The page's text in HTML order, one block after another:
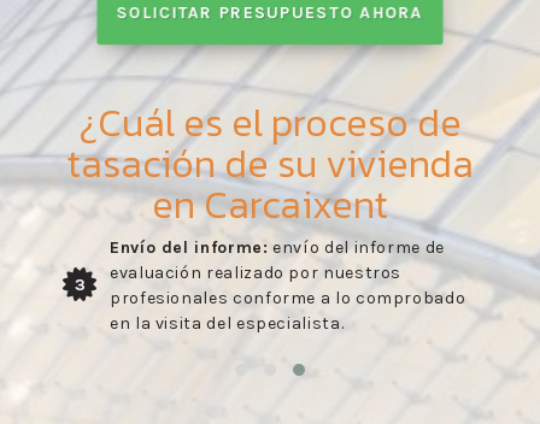
SOLICITAR PRESUPUESTO AHORA
¿Cuál es el proceso de
tasación de su vivienda
en Carcaixent
3
Envío del informe: envío del informe de
evaluación realizado por nuestros
profesionales conforme a lo comprobado
en la visita del especialista.